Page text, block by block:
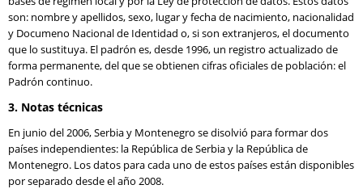
son: nombre y apellidos, sexo, lugar y fecha de nacimiento, nacionalidad
y Documeno Nacional de Identidad o, si son extranjeros, el documento
que lo sustituya. El padrón es, desde 1996, un registro actualizado de
forma permanente, del que se obtienen cifras oficiales de población: el
Padrón continuo.
3. Notas técnicas
En junio del 2006, Serbia y Montenegro se disolvió para formar dos
países independientes: la República de Serbia y la República de
Montenegro. Los datos para cada uno de estos países están disponibles
por separado desde el año 2008.